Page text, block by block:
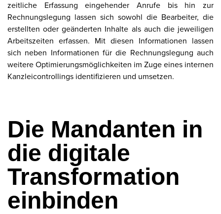
zeitliche Erfassung eingehender Anrufe bis hin zur
Rechnungslegung lassen sich sowohl die Bearbeiter, die
erstellten oder geänderten Inhalte als auch die jeweiligen
Arbeitszeiten erfassen. Mit diesen Informationen lassen
sich neben Informationen für die Rechnungslegung auch
weitere Optimierungsmöglichkeiten im Zuge eines internen
Kanzleicontrollings identifizieren und umsetzen.
Die Mandanten in
die digitale
Transformation
einbinden